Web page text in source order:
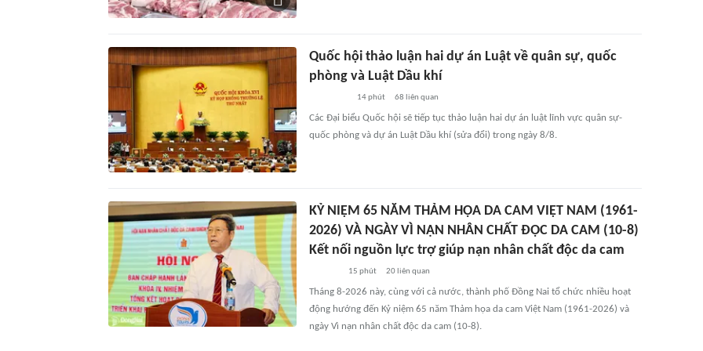
Quốc hội thảo luận hai dự án Luật về quân sự, quốc
phòng và Luật Dầu khí
14 phút 68 liên quan
Các Đại biểu Quốc hội sẽ tiếp tục thảo luận hai dự án luật lĩnh vực quân sự-
quốc phòng và dự án Luật Dầu khí (sửa đổi) trong ngày 8/8.
KỶ NIỆM 65 NĂM THẢM HỌA DA CAM VIỆT NAM (1961-
2026) VÀ NGÀY VÌ NẠN NHÂN CHẤT ĐỘC DA CAM (10-8)
Kết nối nguồn lực trợ giúp nạn nhân chất độc da cam
15 phút 20liên quan
Tháng 8-2026 này, cùng với cả nước, thành phố Đồng Nai tổ chức nhiều hoạt
động hướng đến Kỷ niệm 65 năm Thảm họa da cam Việt Nam (1961-2026) và
ngày Vì nạn nhân chất độc da cam (10-8).